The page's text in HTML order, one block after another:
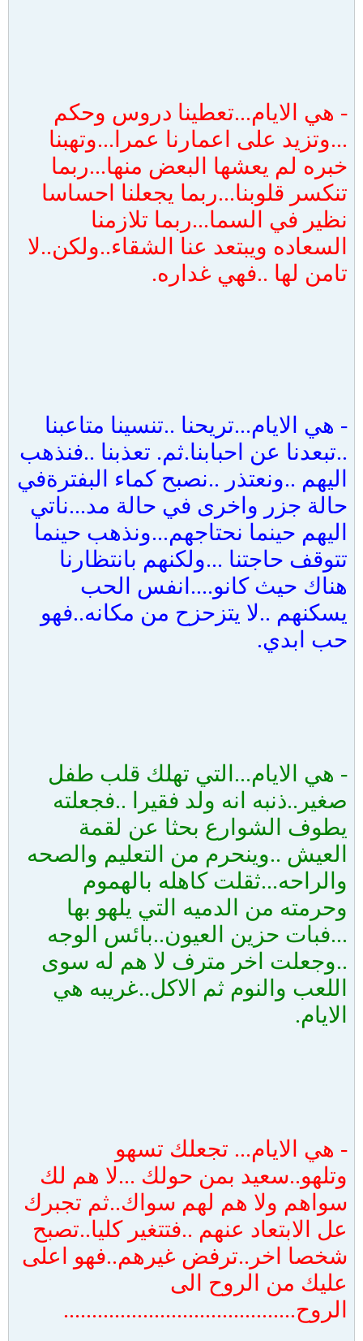
- هي الايام...تعطينا دروس وحكم
...وتزيد على اعمارنا عمرا...وتهبنا
خبره لم يعشها البعض منها...ربما
تنكسر قلوبنا...ربما يجعلنا احساسا
نظير في السما...ربما تلازمنا
السعاده ويبتعد عنا الشقاء..ولكن..لا
تامن لها ..فهي غداره.
- هي الايام...تريحنا ..تنسينا متاعبنا
..تبعدنا عن احبابنا.ثم. تعذبنا ..فنذهب
اليهم ..ونعتذر ..نصبح كماء البفترةفي
حالة جزر واخرى في حالة مد...ناتي
اليهم حينما نحتاجهم...ونذهب حينما
تتوقف حاجتنا ...ولكنهم بانتظارنا
هناك حيث كانو....انفس الحب
يسكنهم ..لا يتزحزح من مكانه..فهو
حب ابدي.
- هي الايام...التي تهلك قلب طفل
صغير..ذنبه انه ولد فقيرا ..فجعلته
يطوف الشوارع بحثا عن لقمة
العيش ..وينحرم من التعليم والصحه
والراحه...ثقلت كاهله بالهموم
وحرمته من الدميه التي يلهو بها
...فبات حزين العيون..بائس الوجه
..وجعلت اخر مترف لا هم له سوى
اللعب والنوم ثم الاكل..غريبه هي
الايام.
- هي الايام... تجعلك تسهو
وتلهو..سعيد بمن حولك ...لا هم لك
سواهم ولا هم لهم سواك..ثم تجبرك
عل الابتعاد عنهم ..فتتغير كليا..تصبح
شخصا اخر..ترفض غيرهم..فهو اعلى
عليك من الروح الى
الروح.........................................